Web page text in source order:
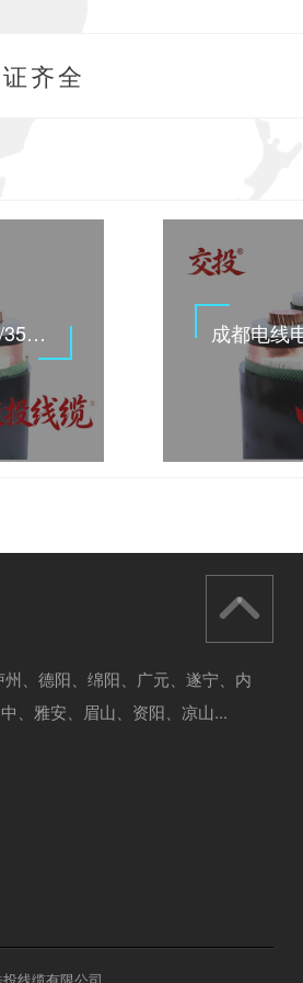
齐全
成都电线电缆厂-26/35KV高压电缆
、德阳、绵阳、广元、遂宁、内
、雅安、眉山、资阳、凉山...
线缆有限公司